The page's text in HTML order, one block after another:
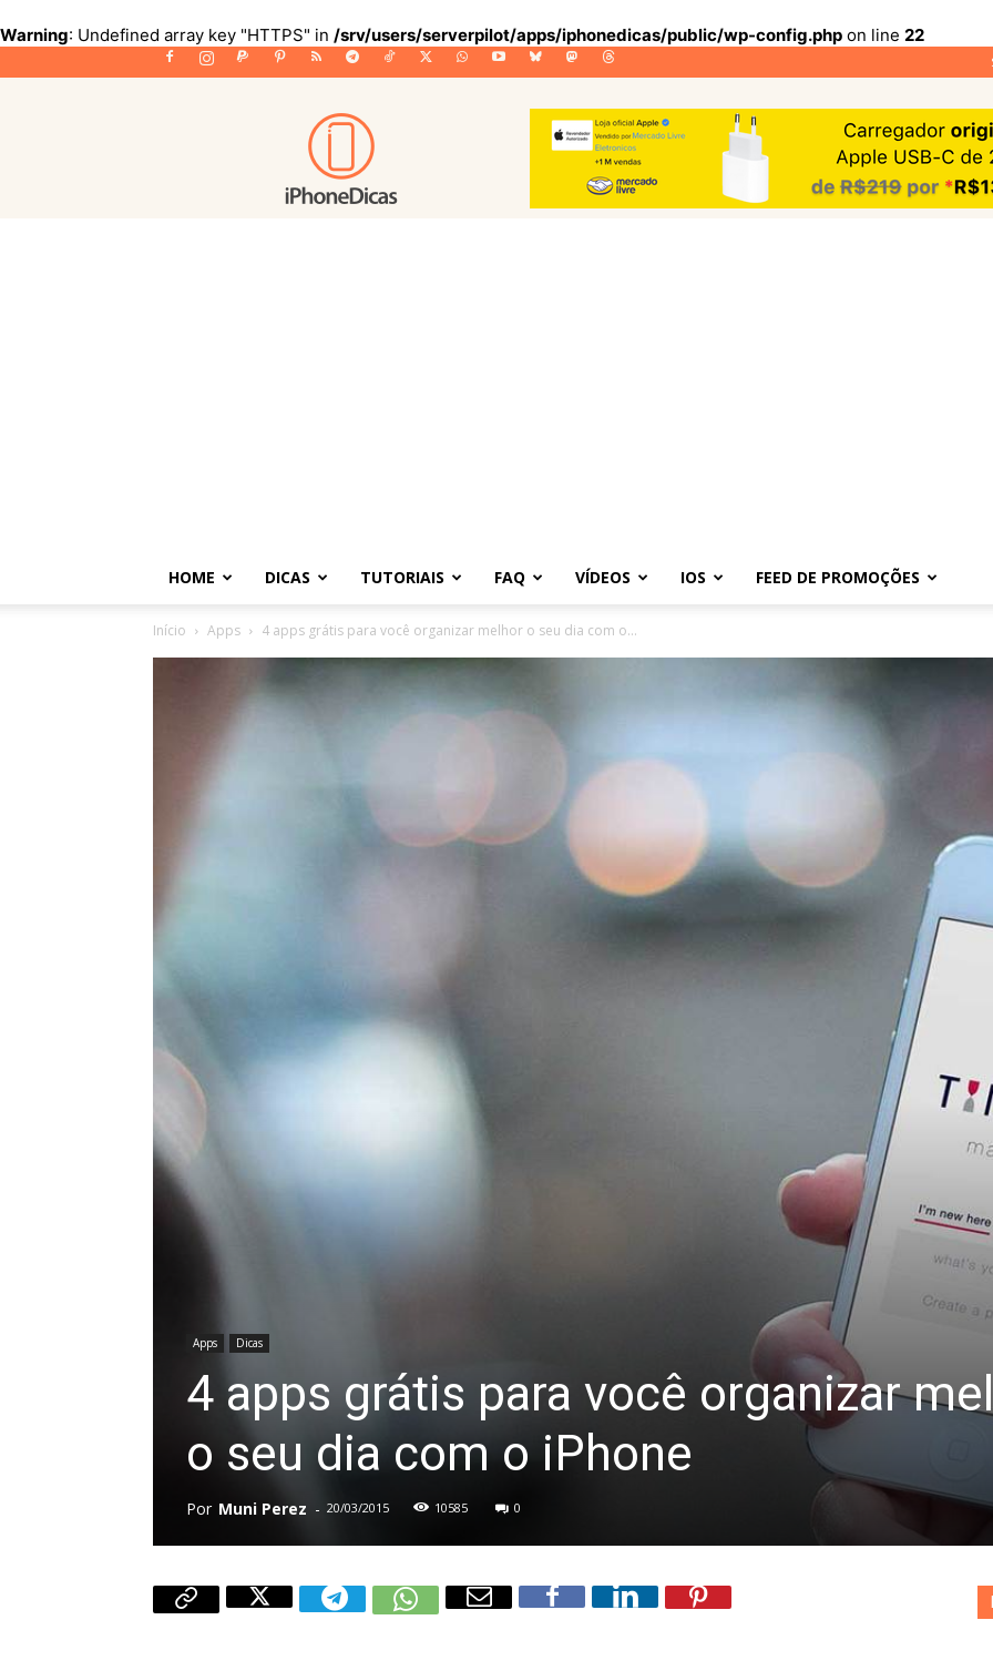
Warning: Undefined array key "HTTPS" in /srv/users/serverpilot/apps/iphonedicas/public/wp-config.php on line 22
iPhoneDicas
HOME DICAS TUTORIAIS FAQ VÍDEOS IOS FEED DE PROMOÇÕES
Início Apps 4 apps grátis para você organizar melhor o seu dia com o...
Apps Dicas
4 apps grátis para você organizar
o seu dia com o iPhone
Por Muni Perez - 20/03/2015 10585 0